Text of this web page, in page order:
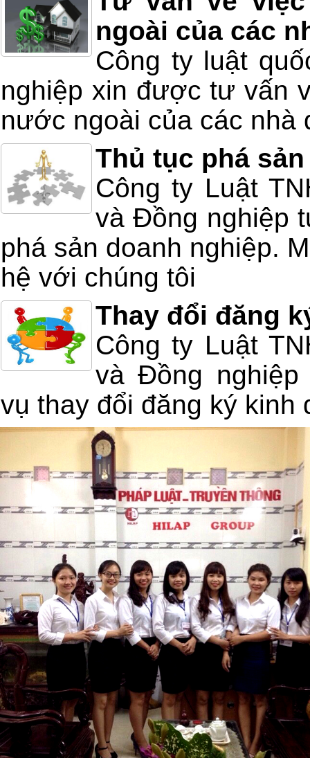
ngoài của các
Công ty luật
nghiệp xin được tư vấn
nước ngoài của các nhà
Thủ tục phá
Công ty Luật
và Đồng nghiệp
phá sản doanh nghiệp.
hệ với chúng tôi
Thay đổi đăng
Công ty Luật
và Đồng nghiệp
vụ thay đổi đăng ký kinh